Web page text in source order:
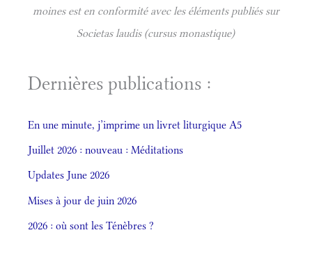
moines est en conformité avec les éléments publiés sur
Societas laudis (cursus monastique)
Dernières publications :
En une minute, j’imprime un livret liturgique A5
Juillet 2026 : nouveau : Méditations
Updates June 2026
Mises à jour de juin 2026
2026 : où sont les Ténèbres ?